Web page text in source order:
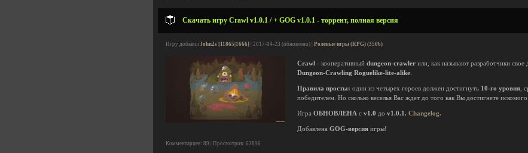
Скачать игру Crawl v1.0.1 / + GOG v1.0.1 - торрент, полная версия
Игру добавил John2s [11865|1666] | 2017-04-23 (обновлено) | Ролевые игры (RPG) (3506)
Crawl - кооперативный dungeon-crawler или, как называют разработчики свое
Dungeon-Crawling Roguelike-lite-alike
Правила просты: один из четырех героев должен достигнуть 10-го уровня ,
победителем. Но сколько веселья Вас ждет до того как Вы достигнете искомого
Игра ОБНОВЛЕНА с v1.0 до v1.0.1. Changelog.
Добавлена GOG-версия игры!
Комментариев: 89 | Просмотров: 63896